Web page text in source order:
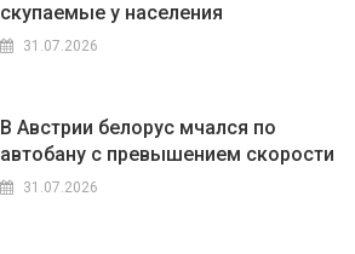
скупаемые у населения
31.07.2026
В Австрии белорус мчался по
автобану с превышением скорости
31.07.2026